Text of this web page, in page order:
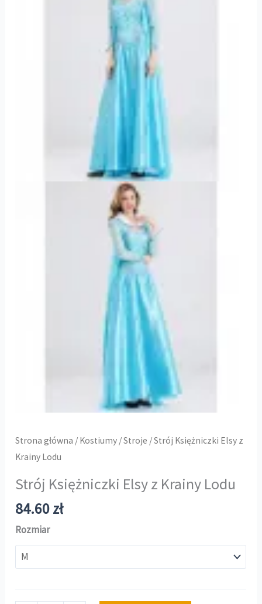
Strona główna / Kostiumy /Stroje / Strój Księżniczki Elsy z
Krainy Lodu
Strój Księżniczki Elsy z Krainy Lodu
84.60zł
Rozmiar